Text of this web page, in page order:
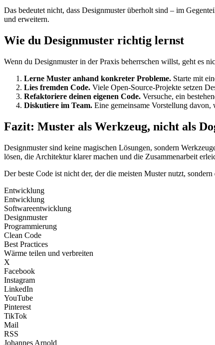
Das bedeutet nicht, dass Designmuster überholt sind – im
und erweitern.
Wie du Designmuster richtig lernst
Wenn du Designmuster in der Praxis beherrschen willst, geht es
Lerne Muster anhand konkreter Probleme. Starte mit
Lies fremden Code. Viele Open-Source-Projekte setzen
Refaktoriere deinen eigenen Code. Versuche, ein
Diskutiere im Team. Eine gemeinsame Vorstellung
Fazit: Muster als Werkzeug, nicht als
Designmuster sind keine magischen Lösungen, sondern
lösen, die Architektur klarer machen und die Zusammenarbeit
Der beste Code ist nicht der, der die meisten Muster nutzt,
Entwicklung
Entwicklung
Softwareentwicklung
Designmuster
Programmierung
Clean Code
Best Practices
Wärme teilen und verbreiten
X
Facebook
Instagram
LinkedIn
YouTube
Pinterest
TikTok
Mail
RSS
Johannes Arnold